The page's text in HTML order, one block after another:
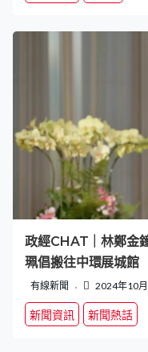
政經CHAT｜林鄭金
珮倡搬往中環展城
有線新聞 2024年10
新聞資訊 新聞熱話